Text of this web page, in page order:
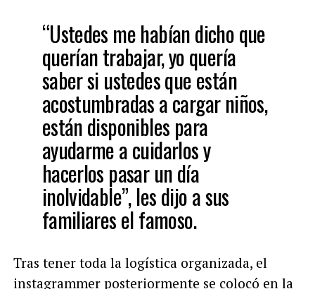
“Ustedes me habían dicho que
querían trabajar, yo quería
saber si ustedes que están
acostumbradas a cargar niños,
están disponibles para
ayudarme a cuidarlos y
hacerlos pasar un día
inolvidable”, les dijo a sus
familiares el famoso.
Tras tener toda la logística organizada, el
instagrammer posteriormente se colocó en la